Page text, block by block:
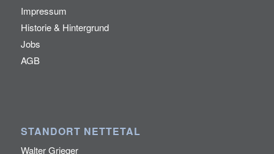
TEAMPLAYER IN PRINT
Impressum
Historie & Hintergrund
Jobs
STANDORT NETTETAL